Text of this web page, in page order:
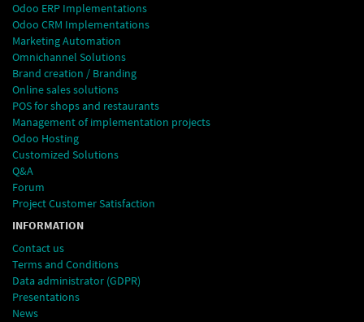
Odoo ERP Implementations
Odoo CRM Implementations
Marketing Automation
Omnichannel Solutions
Brand creation / Branding
Online sales solutions
POS for shops and restaurants
Management of implementation projects
Odoo Hosting
Customized Solutions
Q&A
Forum
Project Customer Satisfaction
INFORMATION
Contact us
Terms and Conditions
Data administrator (GDPR)
Presentations
News